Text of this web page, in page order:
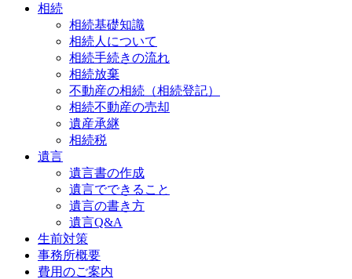
相続
相続基礎知識
相続人について
相続手続きの流れ
相続放棄
不動産の相続（相続登記）
相続不動産の売却
遺産承継
相続税
遺言
遺言書の作成
遺言でできること
遺言の書き方
遺言Q&A
生前対策
事務所概要
費用のご案内